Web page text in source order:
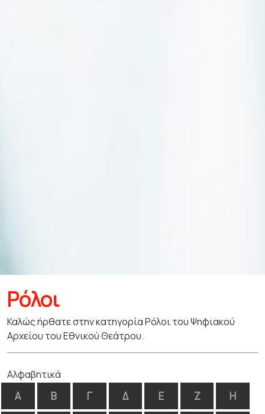
Ρόλοι
Καλώς ήρθατε στην κατηγορία Ρόλοι του Ψηφιακού
Αρχείου του Εθνικού Θεάτρου.
Αλφαβητικά
Α Β Γ Δ Ε Ζ Η